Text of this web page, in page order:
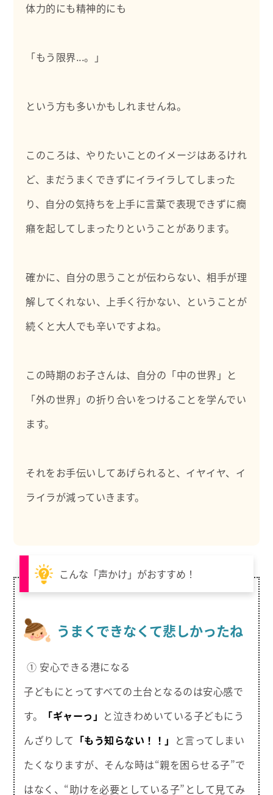
体力的にも精神的にも
「もう限界...。」
という方も多いかもしれませんね。
このころは、やりたいことのイメージはあるけれ
ど、まだうまくできずにイライラしてしまった
り、自分の気持ちを上手に言葉で表現できずに癇
癪を起してしまったりということがあります。
確かに、自分の思うことが伝わらない、相手が理
解してくれない、上手く行かない、ということが
続くと大人でも辛いですよね。
この時期のお子さんは、自分の「中の世界」と
「外の世界」の折り合いをつけることを学んでい
ます。
それをお手伝いしてあげられると、イヤイヤ、イ
ライラが減っていきます。
こんな「声かけ」がおすすめ！
うまくできなくて悲しかったね
① 安心できる港になる
子どもにとってすべての土台となるのは安心感で
す。
「ギャーっ」 と泣きわめいている子どもにう
んざりして 「もう知らない！！」 と言ってしまい
たくなりますが、そんな時は“親を困らせる子”で
はなく、“助けを必要としている子”として見てみ